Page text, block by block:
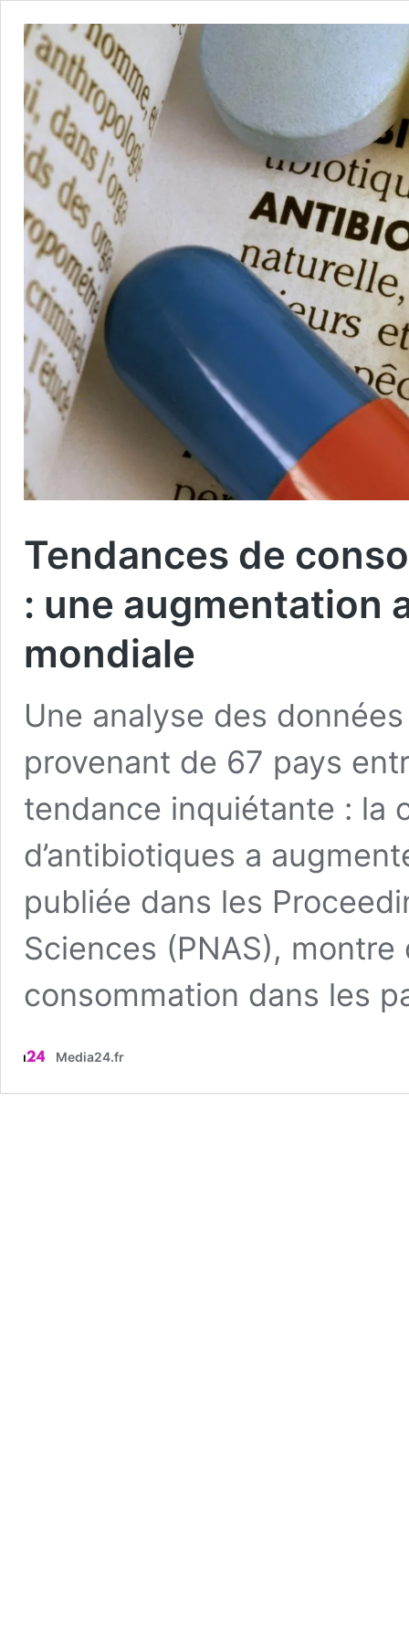
Tendances de
: une augmentation
mondiale
Une analyse des
provenant de 67 pays
tendance inquiétante : la
d’antibiotiques a
publiée dans les
Sciences (PNAS),
consommation dans les
Media24.fr